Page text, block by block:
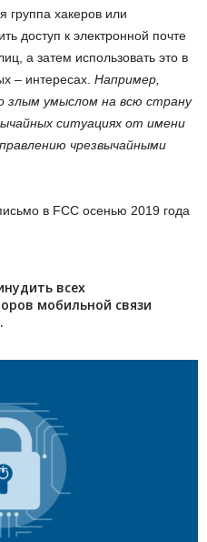
группа хакеров или
доступ к электронной почте
а затем использовать это в
– интересах. Например,
злым умыслом на всю страну
ситуациях от имени
чрезвычайными
в FCC осенью 2019 года
всех
мобильной связи